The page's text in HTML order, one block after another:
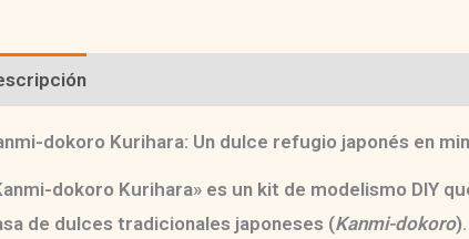
dokoro Kurihara: Un dulce refugio japonés en
dokoro Kurihara» es un kit de modelismo DIY
de dulces tradicionales japoneses (Kanmi-dokoro